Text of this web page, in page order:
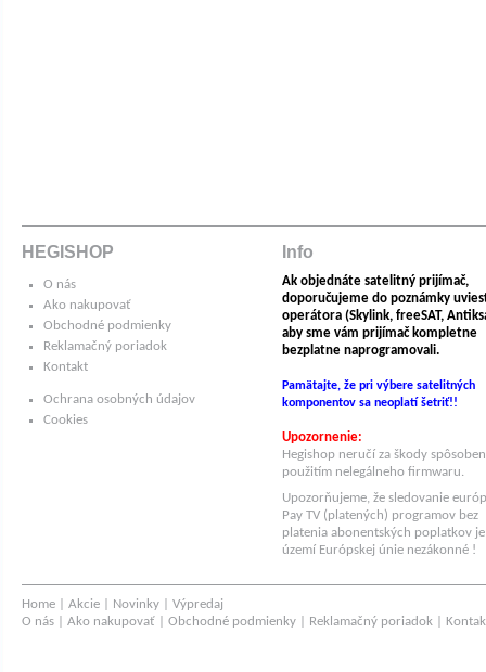
HEGISHOP
O nás
Ako nakupovať
Obchodné podmienky
Reklamačný poriadok
Kontakt
Ochrana osobných údajov
Cookies
Info
Ak objednáte satelitný prijímač,
doporučujeme do poznámky
operátora (Skylink, freeSAT,
aby sme vám prijímač kompletne
bezplatne naprogramovali.
Pamätajte, že pri výbere satelitných
komponentov sa neoplatí šetriť!!
Upozornenie:
Hegishop neručí za škody
použitím nelegálneho firmwaru.
Upozorňujeme, že sledovanie
Pay TV (platených) programov bez
platenia abonentských poplatkov
území Európskej únie nezákonné !
Home Akcie Novinky
Výpredaj
O nás
Ako nakupovať Obchodné podmienky Reklamačný poriadok